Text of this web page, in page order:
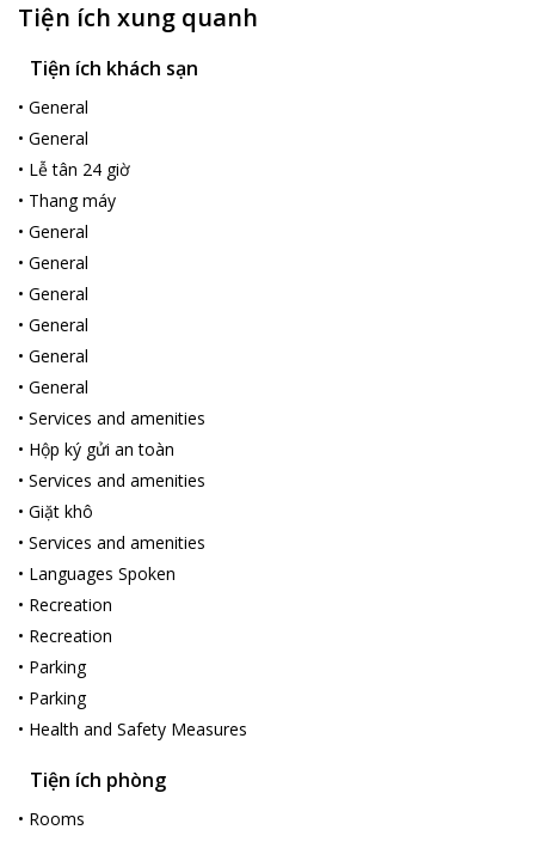
Tiện ích xung quanh
Tiện ích khách sạn
• General
• General
• Lễ tân 24 giờ
• Thang máy
• General
• General
• General
• General
• General
• General
• Services and amenities
• Hộp ký gửi an toàn
• Services and amenities
• Giặt khô
• Services and amenities
• Languages Spoken
• Recreation
• Recreation
• Parking
• Parking
• Health and Safety Measures
Tiện ích phòng
• Rooms